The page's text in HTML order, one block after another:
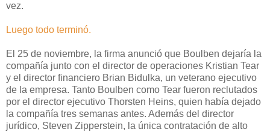
vez.
Luego todo terminó.
El 25 de noviembre, la firma anunció que Boulben dejaría la
compañía junto con el director de operaciones Kristian Tear
y el director financiero Brian Bidulka, un veterano ejecutivo
de la empresa. Tanto Boulben como Tear fueron reclutados
por el director ejecutivo Thorsten Heins, quien había dejado
la compañía tres semanas antes. Además del director
jurídico, Steven Zipperstein, la única contratación de alto